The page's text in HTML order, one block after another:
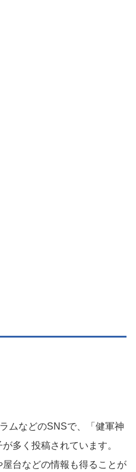
ムなどのSNSで、「健軍神
多く投稿されています。
台などの情報も得ることが